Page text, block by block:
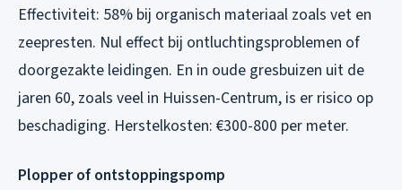
Effectiviteit: 58% bij organisch materiaal zoals vet en
zeepresten. Nul effect bij ontluchtingsproblemen of
doorgezakte leidingen. En in oude gresbuizen uit de
jaren 60, zoals veel in Huissen-Centrum, is er risico op
beschadiging. Herstelkosten: €300-800 per meter.
Plopper of ontstoppingspomp